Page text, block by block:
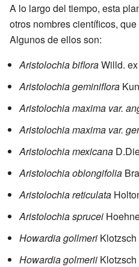
A lo largo del tiempo, esta
otros nombres científicos,
Algunos de ellos son:
Aristolochia bifloraWilld.
Aristolochia geminiflora
Aristolochia maxima var.
Aristolochia maxima var.
Aristolochia mexicana
Aristolochia oblongifolia
Aristolochia reticulata
Aristolochia sprucei
Howardia gollmeri Klotzsch
Howardia golmerii Klotzsch